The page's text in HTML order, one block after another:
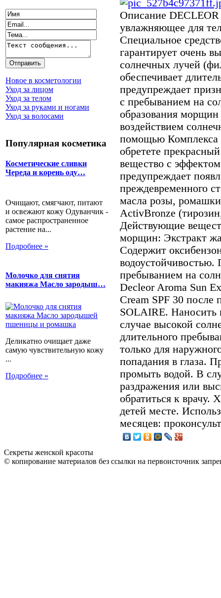
Новое в косметологии
Уход за лицом
Уход за телом
Уход за руками и ногами
Уход за волосами
Популярная косметика
Косметические сливки
Череда и корень оду…
Очищают, смягчают, питают
и освежают кожу Одуванчик -
самое распространенное
растение на...
Подробнее »
Молочко для снятия
макияжа Масло зародыш…
Деликатно очищает даже
самую чувствительную кожу
...
Подробнее »
Описание
увлажняющее для
Специальное
гарантирует очень
солнечных лучей
обеспечивает
предупреждает
с пребыванием на
образования
воздействием
помощью Комплекса
обретете
вещество с
предупреждает
преждевременного
масла розы,
ActivBronze
Действующие
морщин: Экстракт
Содержит
пребыванием на
Decleor Aroma Sun
Cream SPF 30
SOLAIRE. Наносить
случае высокой
длительного
только для
попадания в глаза.
промыть водой. В
раздражения или
обратиться к врачу.
детей месте.
месяцев:
Секреты женской красоты
© копирование материалов без ссылки на первоисточник